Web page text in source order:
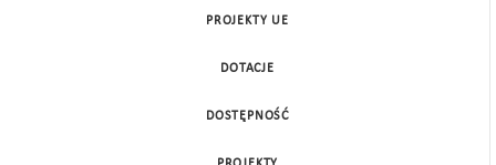
PROJEKTY UE
DOTACJE
DOSTĘPNOŚĆ